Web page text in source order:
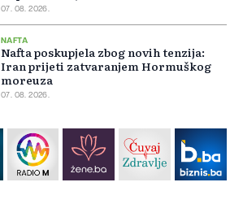
07. 08. 2026.
NAFTA
Nafta poskupjela zbog novih tenzija:
Iran prijeti zatvaranjem Hormuškog
moreuza
07. 08. 2026.